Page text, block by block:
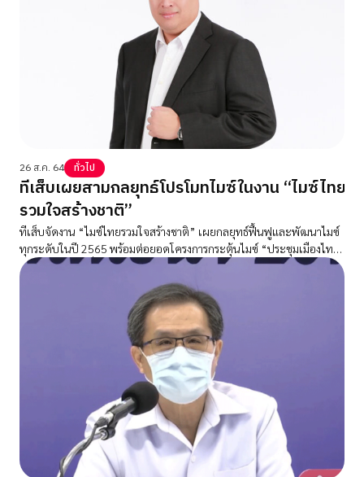
26 ส.ค. 64 ทั่วไป
ทีเส็บเผยสามกลยุทธ์โปรโมทไมซ์ในงาน “ไมซ์ไทย
รวมใจสร้างชาติ”
ทีเส็บจัดงาน “ไมซ์ไทยรวมใจสร้างชาติ” เผยกลยุทธ์ฟื้นฟูและพัฒนาไมซ์
ทุกระดับในปี 2565 พร้อมต่อยอดโครงการกระตุ้นไมซ์ “ประชุมเมืองไทย
ปลอดภัยกว่า” ที่มีข้อเสนอโครงการคึกคักกว่าพันงานแล้ว